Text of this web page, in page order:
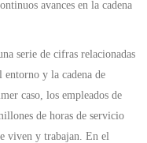
avances en la cadena
serie de cifras relacionadas
entorno y la cadena de
caso, los empleados de
de horas de servicio
viven y trabajan. En el